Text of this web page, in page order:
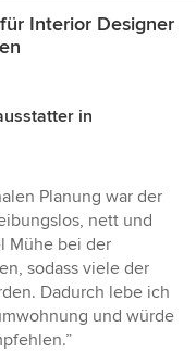
Interior Designer
in
Planung war der
nett und
Mühe bei der
sodass viele der
Dadurch lebe ich
und würde